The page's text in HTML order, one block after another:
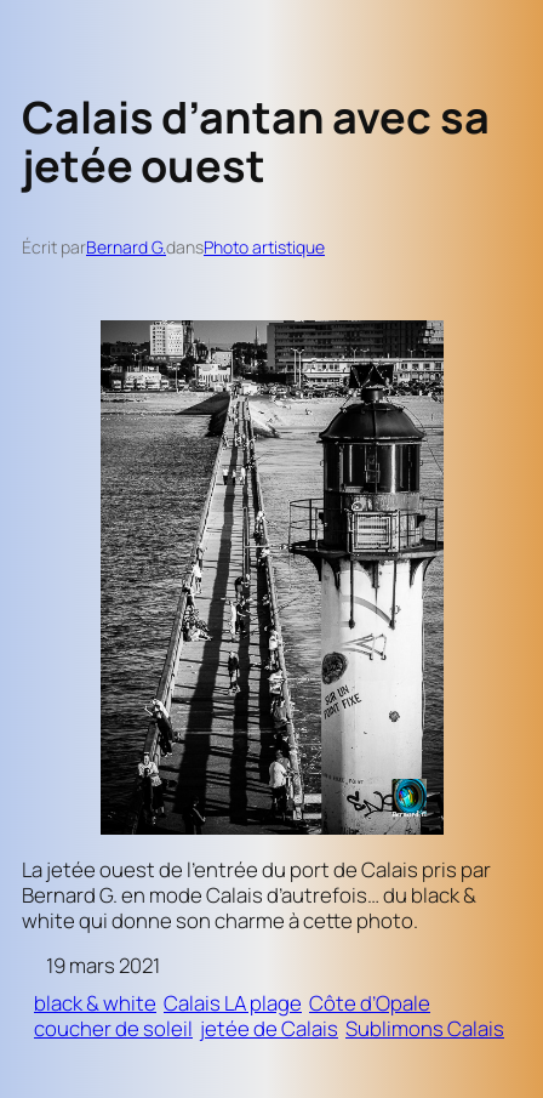
Calais d’antan avec sa
jetée ouest
Écrit parBernard G.dansPhoto artistique
La jetée ouest de l’entrée du port de Calais pris par
Bernard G. en mode Calais d’autrefois… du black &
white qui donne son charme à cette photo.
19 mars 2021
black & white Calais LA plage Côte d’Opale
coucher de soleil jetée de Calais Sublimons Calais